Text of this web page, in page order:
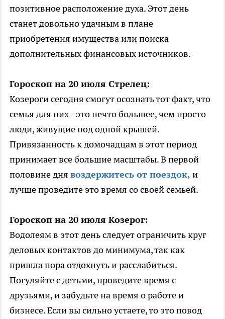
позитивное расположение духа. Этот день
станет довольно удачным в плане
приобретения имущества или поиска
дополнительных финансовых источников.
Гороскоп на 20 июля Стрелец:
Козероги сегодня смогут осознать тот факт, что
семья для них - это нечто большее, чем просто
люди, живущие под одной крышей.
Привязанность к домочадцам в этот период
принимает все большие масштабы. В первой
половине дня воздержитесь от поездок, и
лучше проведите это время со своей семьей.
Гороскоп на 20 июля Козерог:
Водолеям в этот день следует ограничить круг
деловых контактов до минимума, так как
пришла пора отдохнуть и расслабиться.
Погуляйте с детьми, проведите время с
друзьями, и забудьте на время о работе и
бизнесе. Если вы сильно устаете, то это повод